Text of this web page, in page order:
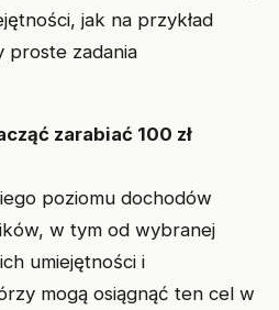
jak na przykład
proste zadania
zarabiać 100 zł
poziomu dochodów
w tym od wybranej
umiejętności i
mogą osiągnąć ten cel w